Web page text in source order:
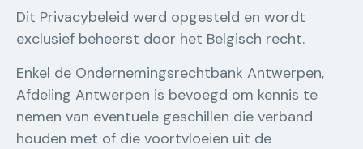
Dit Privacybeleid werd opgesteld en wordt
exclusief beheerst door het Belgisch recht.
Enkel de Ondernemingsrechtbank Antwerpen,
Afdeling Antwerpen is bevoegd om kennis te
nemen van eventuele geschillen die verband
houden met of die voortvloeien uit de